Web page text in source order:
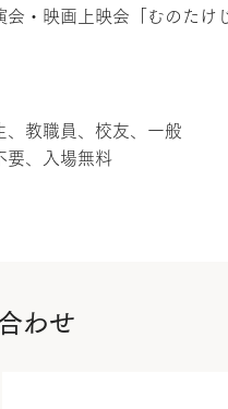
会・映画上映会「むのたけ
、教職員、校友、一般
、入場無料
わせ